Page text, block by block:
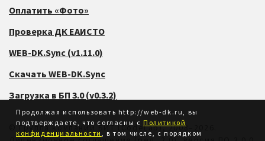
Оплатить «Фото»
Проверка ДК ЕАИСТО
WEB-DK.Sync (v1.11.0)
Скачать WEB-DK.Sync
Загрузка в БП 3.0 (v0.3.2)
©Группа компаний БИТ(CodeLab), 2008–2026.
Продолжая использовать http://web-dk.ru, вы
подтверждаете, что согласны с Политикой
конфиденциальности , в том числе, с порядком